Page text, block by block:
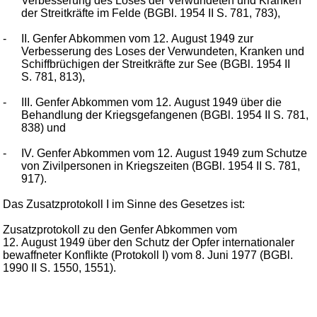
der Streitkräfte im Felde (BGBl. 1954 II S. 781, 783),
-
II. Genfer Abkommen vom 12. August 1949 zur
Verbesserung des Loses der Verwundeten, Kranken und
Schiffbrüchigen der Streitkräfte zur See (BGBl. 1954 II
S. 781, 813),
-
III. Genfer Abkommen vom 12. August 1949 über die
Behandlung der Kriegsgefangenen (BGBl. 1954 II S. 781,
838) und
-
IV. Genfer Abkommen vom 12. August 1949 zum Schutze
von Zivilpersonen in Kriegszeiten (BGBl. 1954 II S. 781,
917).
Das Zusatzprotokoll I im Sinne des Gesetzes ist:
Zusatzprotokoll zu den Genfer Abkommen vom
12. August 1949 über den Schutz der Opfer internationaler
bewaffneter Konflikte (Protokoll I) vom 8. Juni 1977 (BGBl.
1990 II S. 1550, 1551).